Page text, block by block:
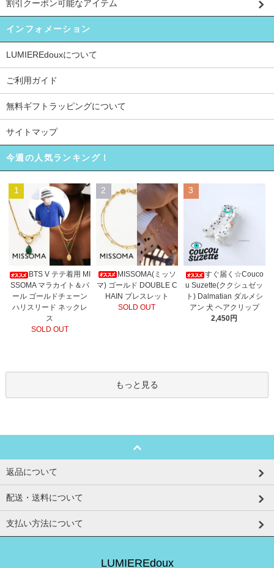
割引クーポン可能なアイテム
インフォメーション
LUMIEREdouxについて
ご利用ガイド
無料ギフトラッピングについて
サイトマップ
今週の人気ランキング！
1
BTS V テテ着用 MI
SSOMA マラカイト＆パ
ール ゴールドチェーン
ハリスリード ネックレ
ス
SOLD OUT
2
MISSOMA(ミッソ
マ) ゴールド DOUBLE C
HAIN ブレスレット
SOLD OUT
3
すぐ届く☆Couco
u Suzette(ククシュゼッ
ト) Dalmatian ダルメシ
アン 犬 ヘアクリップ
2,450円
もっと見る
返品について
配送・送料について
支払い方法について
LUMIEREdoux